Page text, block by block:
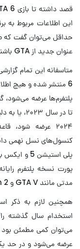
این اطلاعات مربوط به
عنوان جدید از GTA باشند.
6 منتشر شده و هیچ
پلتفرم‌ها عرضه می‌شود،
تا در سال
۲۰۲۴ عرضه
پلی
پورت نسخه پلتفرم
مدتی مانند GTA V و Red Dead Redemption 2 عرضه شود.
همچنین لازم به ذکر
استخدام سال گذشته
عرضه می‌شود و در حد